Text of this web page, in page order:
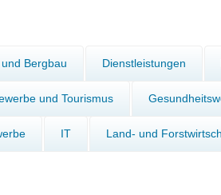
Bergbau Dienstleistungen
und Tourismus
IT Land- und